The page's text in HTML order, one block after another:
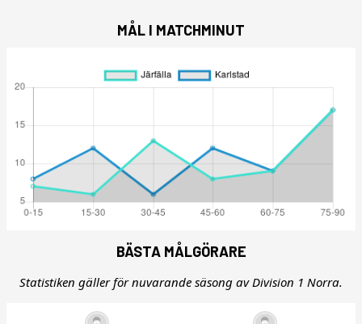
MÅL I MATCHMINUT
BÄSTA MÅLGÖRARE
Statistiken gäller för nuvarande säsong av Division 1 Norra.